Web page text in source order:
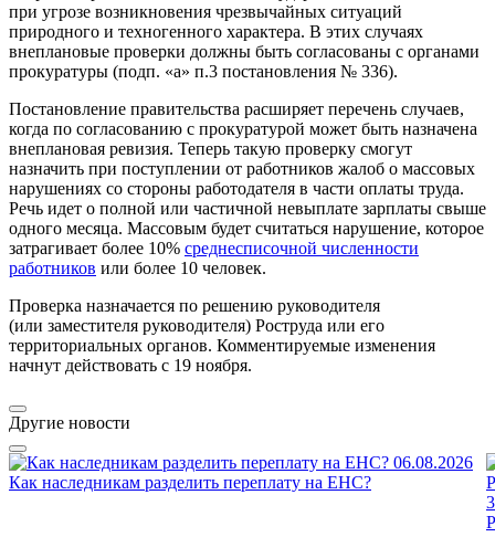
при угрозе возникновения чрезвычайных ситуаций
природного и техногенного характера. В этих случаях
внеплановые проверки должны быть согласованы с органами
прокуратуры (подп. «а» п.3 постановления № 336).
Постановление правительства расширяет перечень случаев,
когда по согласованию с прокуратурой может быть назначена
внеплановая ревизия. Теперь такую проверку смогут
назначить при поступлении от работников жалоб о массовых
нарушениях со стороны работодателя в части оплаты труда.
Речь идет о полной или частичной невыплате зарплаты свыше
одного месяца. Массовым будет считаться нарушение, которое
затрагивает более 10% среднесписочной численности
работников или более 10 человек.
Проверка назначается по решению руководителя
(или заместителя руководителя) Роструда или его
территориальных органов. Комментируемые изменения
начнут действовать с 19 ноября.
Другие новости
06.08.2026
Как наследникам разделить переплату на ЕНС?